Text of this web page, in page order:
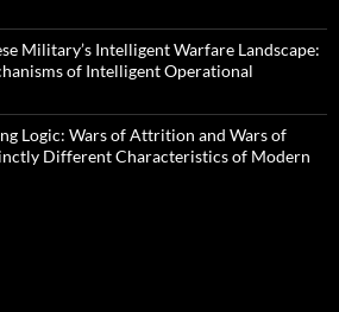
Military’s Intelligent Warfare Landscape:
of Intelligent Operational
Logic: Wars of Attrition and Wars of
Different Characteristics of Modern